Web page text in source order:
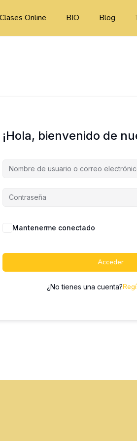
Clases Online BIO Blog
¡Hola, bienvenido de
Mantenerme conectado
Acceder
¿No tienes una cuenta?